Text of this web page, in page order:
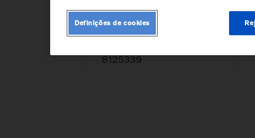
Filtro De Combustível Para
8125339
Definições de cookies